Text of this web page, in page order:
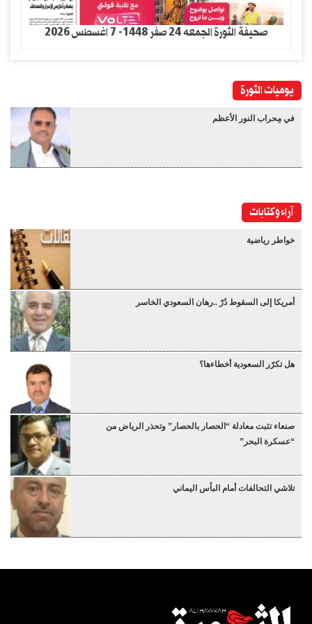
صحيفة الثورة الجمعه 24 صفر 1448- 7 اغسطس 2026
يوميات الثورة
في مِحراب النور الأعظم
آراء وكتابات
خواطر رياضية
أمريكا إلى السقوط دُرْ ..رهان السعودي الخاسر
هل تكرّر السعودية أخطاءها؟
صنعاء تثبت معادلة “الحصار بالحصار” وتحذر الرياض من
“عسكرة البحر”
تلاشي التحالفات أمام البأس اليماني